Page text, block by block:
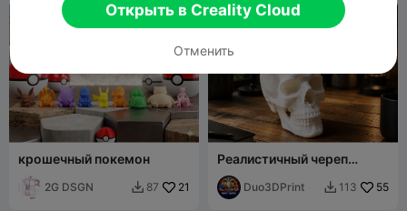
крошечный покемон
2G DSGN  87 21
Реалистичный череп
человека –
детализированная 3D-
модель для интерьера
Duo3DPrint  113 55
Открыть в Creality Cloud
Отменить